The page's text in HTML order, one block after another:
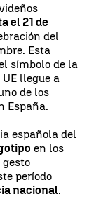
el 21 de
del
Esta
símbolo de la
llegue a
de los
España.
española del
en los
gesto
período
nacional.